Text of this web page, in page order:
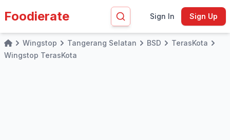
Foodierate Sign In Sign Up
HomeWingstop Tangerang Selatan BSD
TerasKota
Wingstop TerasKota